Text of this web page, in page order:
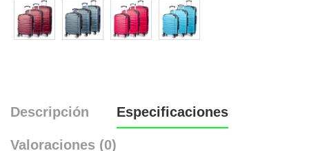
Descripción Especificaciones
Valoraciones (0)